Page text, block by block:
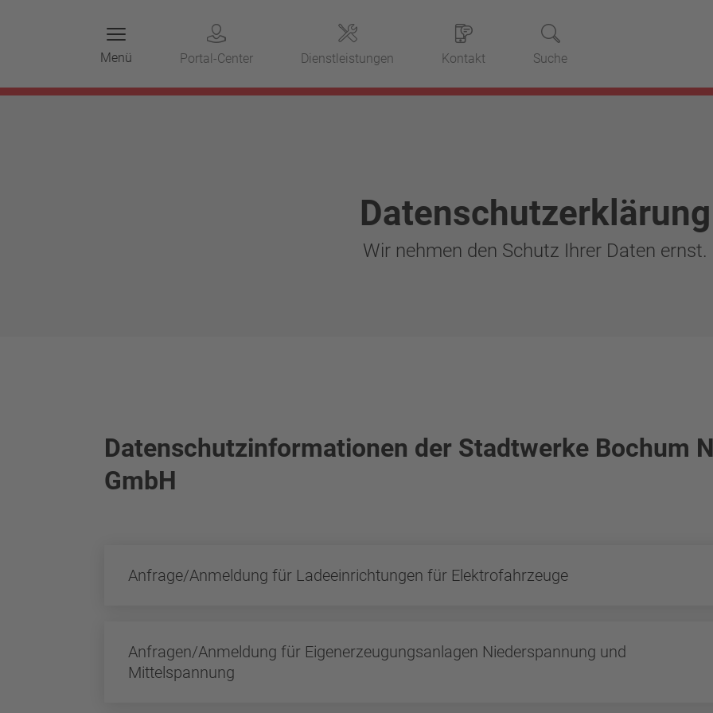
Menü Portal-Center Dienstleistungen Kontakt Suche
Datenschutzerklärung
Wir nehmen den Schutz Ihrer Daten ernst.
Datenschutzinformationen der Stadtwerke Bochum
GmbH
Anfrage/Anmeldung für Ladeeinrichtungen für Elektrofahrzeuge
Anfragen/Anmeldung für Eigenerzeugungsanlagen Niederspannung und
Mittelspannung